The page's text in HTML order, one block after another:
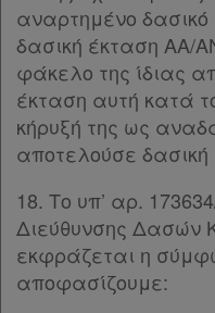
αναρτημένο
δασική έκταση ΑΑ/
φάκελο της ίδιας
έκταση αυτή κατά
κήρυξή της ως
αποτελούσε δασική
18. Το υπ’ αρ.
Διεύθυνσης Δασών
εκφράζεται η
αποφασίζουμε: